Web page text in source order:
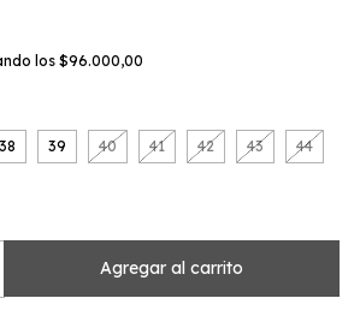
los $96.000,00
38 39 40 41 42 43 44